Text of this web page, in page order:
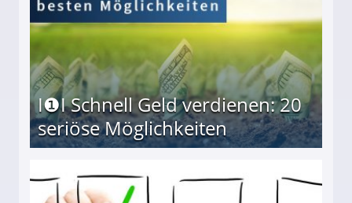
I❶I Schnell Geld verdienen: 20
seriöse Möglichkeiten